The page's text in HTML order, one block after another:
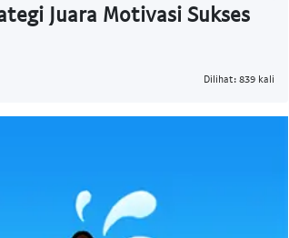
Juara Motivasi Sukses
Dilihat: 839 kali